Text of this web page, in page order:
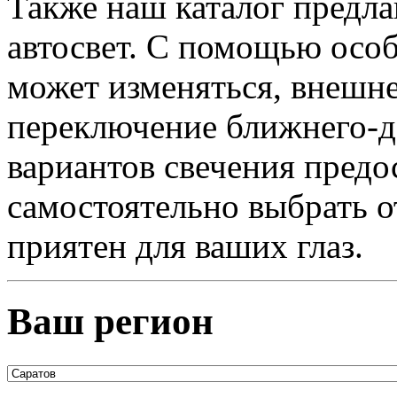
автосвет. С помощью
может изменяться,
переключение
вариантов свечения
самостоятельно выбрать
приятен для ваших глаз.
Ваш регион